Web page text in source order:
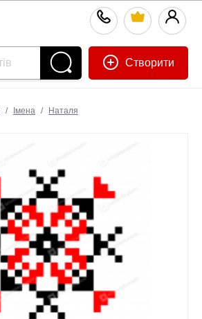
Створити
/ Імена / Наталя